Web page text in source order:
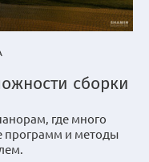
сборки
где много
программ и методы